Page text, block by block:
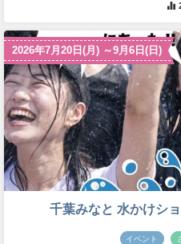
2026年7月20日(月) ～9月6日(日)
千葉みなと 水かけシ
イベント